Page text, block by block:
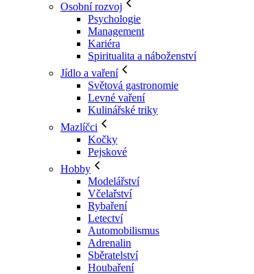
Osobní rozvoj
Psychologie
Management
Kariéra
Spiritualita a náboženství
Jídlo a vaření
Světová gastronomie
Levné vaření
Kulinářské triky
Mazlíčci
Kočky
Pejskové
Hobby
Modelářství
Včelařství
Rybaření
Letectví
Automobilismus
Adrenalin
Sběratelství
Houbaření